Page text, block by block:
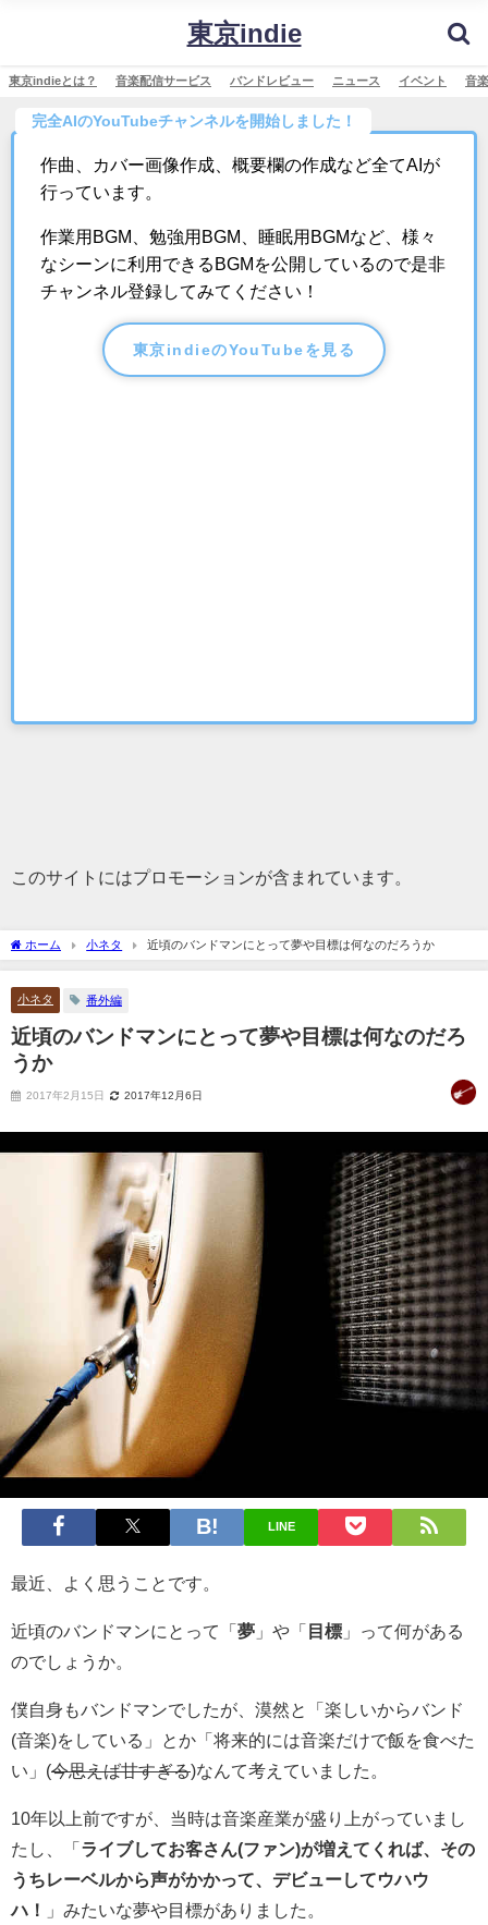
東京indie
東京indieとは？ 音楽配信サービス バンドレビュー ニュース イベント 音
完全AIのYouTubeチャンネルを開始しました！
作曲、カバー画像作成、概要欄の作成など全てAIが
行っています。
作業用BGM、勉強用BGM、睡眠用BGMなど、様々
なシーンに利用できるBGMを公開しているので是非
チャンネル登録してみてください！
東京indieのYouTubeを見る
このサイトにはプロモーションが含まれています。
ホーム 小ネタ 近頃のバンドマンにとって夢や目標は何なのだろうか
小ネタ 番外編
近頃のバンドマンにとって夢や目標は何なのだろ
うか
2017年2月15日 2017年12月6日
LINE
最近、よく思うことです。
近頃のバンドマンにとって「 夢 」や「 目標 」って何がある
のでしょうか。
僕自身もバンドマンでしたが、漠然と「楽しいからバンド
(音楽)をしている」とか「将来的には音楽だけで飯を食べた
い」(今思えば甘すぎる)なんて考えていました。
10年以上前ですが、当時は音楽産業が盛り上がっていまし
たし、「 ライブしてお客さん(ファン)が増えてくれば、その
うちレーベルから声がかかって、デビューしてウハウ
ハ！
」みたいな夢や目標がありました。